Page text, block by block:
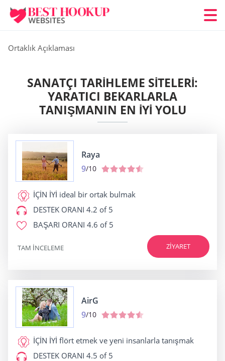
Ortaklık Açıklaması
SANATÇI TARIHLEME SITELERI:
YARATICI BEKARLARLA
TANIŞMANIN EN İYI YOLU
Raya
9/10
İÇİN İYİ ideal bir ortak bulmak
DESTEK ORANI 4.2 of 5
BAŞARI ORANI 4.6 of 5
ZIYARET
TAM INCELEME
AirG
9/10
İÇİN İYİ flört etmek ve yeni insanlarla tanışmak
DESTEK ORANI 4.5 of 5